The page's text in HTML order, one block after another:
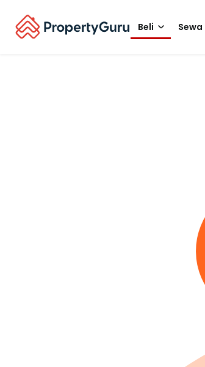
Beli Sewa